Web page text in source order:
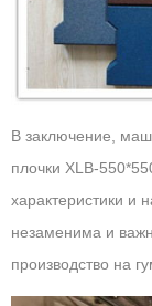
В заключение,
плочки XLB-
характеристики и
незаменима и
производство на